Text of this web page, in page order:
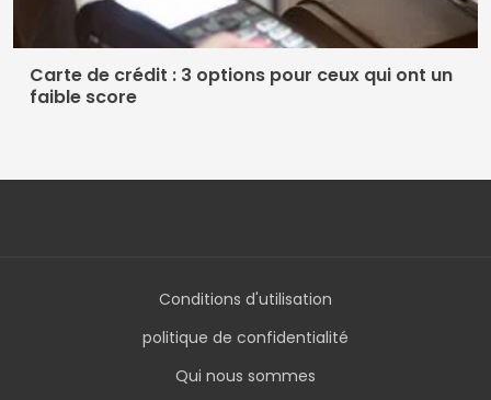
Carte de crédit : 3 options pour ceux qui ont un
faible score
Conditions d'utilisation
politique de confidentialité
Qui nous sommes